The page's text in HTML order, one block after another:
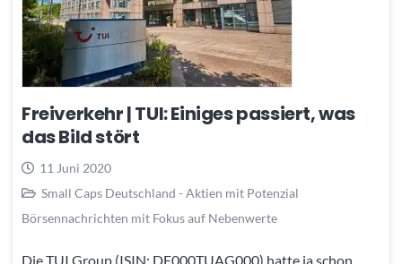
Freiverkehr | TUI: Einiges passiert, was
das Bild stört
11 Juni 2020
Small Caps Deutschland - Aktien mit Potenzial
Börsennachrichten mit Fokus auf Nebenwerte
Die TUI Group (ISIN: DE000TUAG000) hatte ja schon